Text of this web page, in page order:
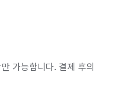
가능합니다. 결제 후의